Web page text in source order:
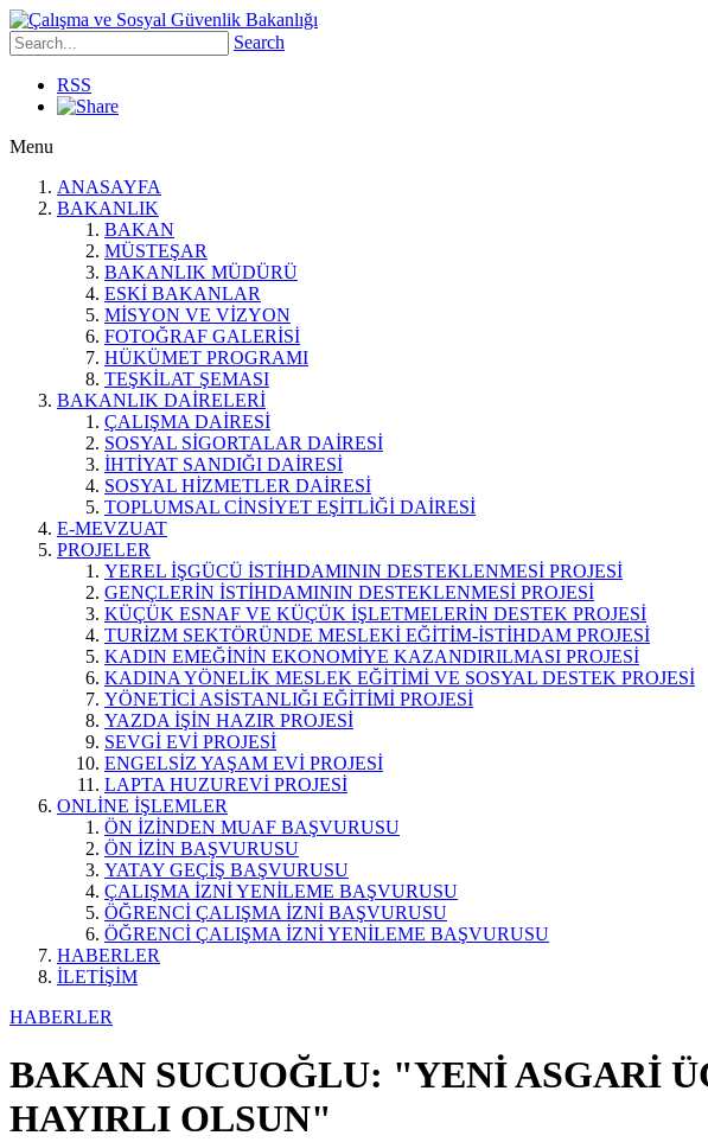
Search
RSS
Menu
ANASAYFA
BAKANLIK
BAKAN
MÜSTEŞAR
BAKANLIK MÜDÜRÜ
ESKİ BAKANLAR
MİSYON VE VİZYON
FOTOĞRAF GALERİSİ
HÜKÜMET PROGRAMI
TEŞKİLAT ŞEMASI
BAKANLIK DAİRELERİ
ÇALIŞMA DAİRESİ
SOSYAL SİGORTALAR DAİRESİ
İHTİYAT SANDIĞI DAİRESİ
SOSYAL HİZMETLER DAİRESİ
TOPLUMSAL CİNSİYET EŞİTLİĞİ DAİRESİ
E-MEVZUAT
PROJELER
YEREL İŞGÜCÜ İSTİHDAMININ DESTEKLENMESİ PROJESİ
GENÇLERİN İSTİHDAMININ DESTEKLENMESİ PROJESİ
KÜÇÜK ESNAF VE KÜÇÜK İŞLETMELERİN DESTEK PROJESİ
TURİZM SEKTÖRÜNDE MESLEKİ EĞİTİM-İSTİHDAM PROJESİ
KADIN EMEĞİNİN EKONOMİYE KAZANDIRILMASI PROJESİ
KADINA YÖNELİK MESLEK EĞİTİMİ VE SOSYAL DESTEK PROJESİ
YÖNETİCİ ASİSTANLIĞI EĞİTİMİ PROJESİ
YAZDA İŞİN HAZIR PROJESİ
SEVGİ EVİ PROJESİ
ENGELSİZ YAŞAM EVİ PROJESİ
LAPTA HUZUREVİ PROJESİ
ONLİNE İŞLEMLER
ÖN İZİNDEN MUAF BAŞVURUSU
ÖN İZİN BAŞVURUSU
YATAY GEÇİŞ BAŞVURUSU
ÇALIŞMA İZNİ YENİLEME BAŞVURUSU
ÖĞRENCİ ÇALIŞMA İZNİ BAŞVURUSU
ÖĞRENCİ ÇALIŞMA İZNİ YENİLEME BAŞVURUSU
HABERLER
İLETİŞİM
HABERLER
BAKAN SUCUOĞLU: "YENİ ASGARİ
HAYIRLI OLSUN"